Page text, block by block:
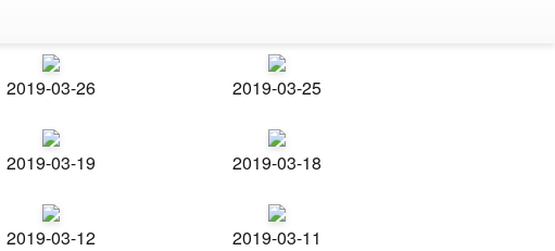
2019-03-26 2019-03-25
2019-03-19 2019-03-18
2019-03-12 2019-03-11